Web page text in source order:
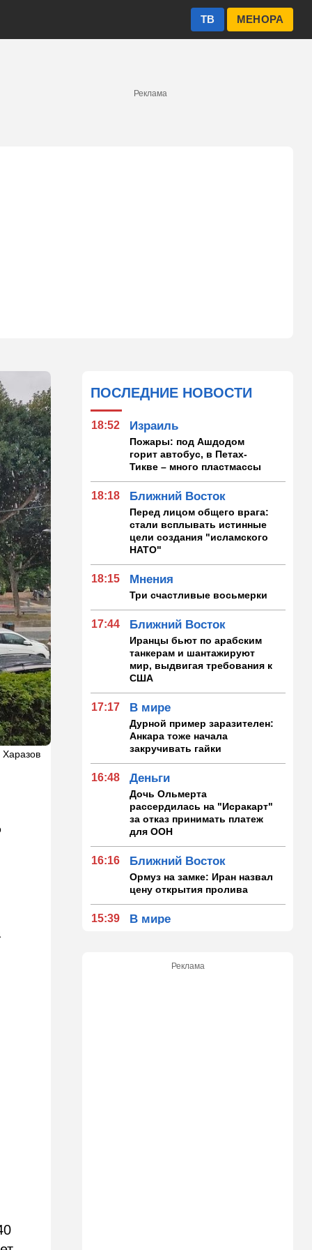
МЕНОРА
ТВ
Реклама
ПОСЛЕДНИЕ НОВОСТИ
18:52 Израиль
Пожары: под Ашдодом
горит автобус, в Петах-
Тикве – много пластмассы
18:18 Ближний Восток
Перед лицом общего врага:
стали всплывать истинные
цели создания "исламского
НАТО"
18:15 Мнения
Три счастливые восьмерки
17:44 Ближний Восток
Иранцы бьют по арабским
танкерам и шантажируют
мир, выдвигая требования к
США
17:17 В мире
Дурной пример заразителен:
Анкара тоже начала
закручивать гайки
16:48 Деньги
Дочь Ольмерта
рассердилась на "Исракарт"
за отказ принимать платеж
для ООН
16:16 Ближний Восток
Ормуз на замке: Иран назвал
цену открытия пролива
15:39 В мире
французским политикам
Реклама